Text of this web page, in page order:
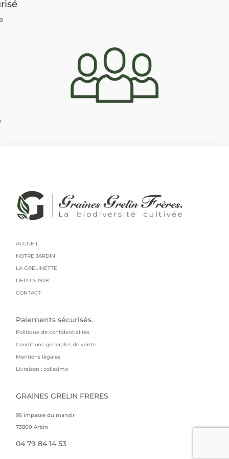
ACCUEIL
NOTRE JARDIN
LA GRELINETTE
DEPUIS 1928
CONTACT
Paiements sécurisés.
Politique de confidentialités
Conditions générales de vente
Mentions légales
Livraison : colissimo
GRAINES GRELIN FRERES
95 impasse du manoir
73800 Arbin
04 79 84 14 53